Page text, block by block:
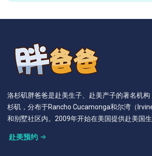
洛杉矶胖爸爸是赴美生子、赴美产子的著名机
杉矶，分布于Rancho Cucamonga和尔湾（
和别墅社区内。2009年开始在美国提供赴美国生
赴美预约